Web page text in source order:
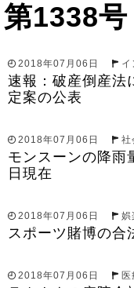
第1338号
2018年07月06日 イ
速報：破産倒産法
定案の公表
2018年07月06日 社
モンスーンの降雨
日現在
2018年07月06日 娯
スポーツ賭博の合
2018年07月06日